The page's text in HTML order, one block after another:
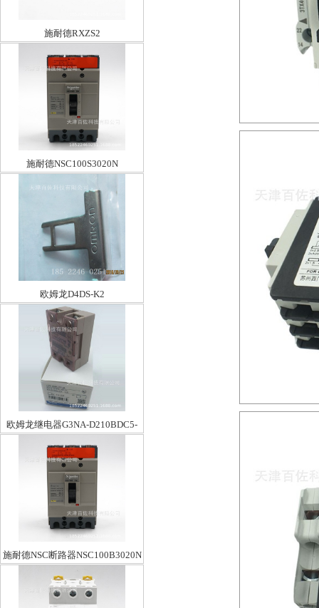
施耐德RXZS2
施耐德NSC100S3020N
欧姆龙D4DS-K2
欧姆龙继电器G3NA-D210BDC5-
24BYOM
施耐德NSC断路器NSC100B3020N